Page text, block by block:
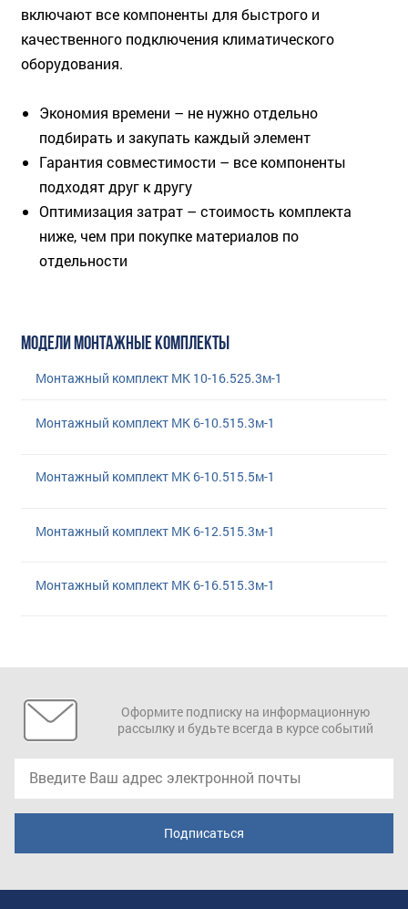
включают все компоненты для быстрого и
качественного подключения климатического
оборудования.
Экономия времени – не нужно отдельно
подбирать и закупать каждый элемент
Гарантия совместимости – все компоненты
подходят друг к другу
Оптимизация затрат – стоимость комплекта
ниже, чем при покупке материалов по
отдельности
МОДЕЛИ МОНТАЖНЫЕ КОМПЛЕКТЫ
Монтажный комплект МК 10-16.525.3м-1
Монтажный комплект МК 6-10.515.3м-1
Монтажный комплект МК 6-10.515.5м-1
Монтажный комплект МК 6-12.515.3м-1
Монтажный комплект МК 6-16.515.3м-1
Оформите подписку на информационную
рассылку и будьте всегда в курсе событий